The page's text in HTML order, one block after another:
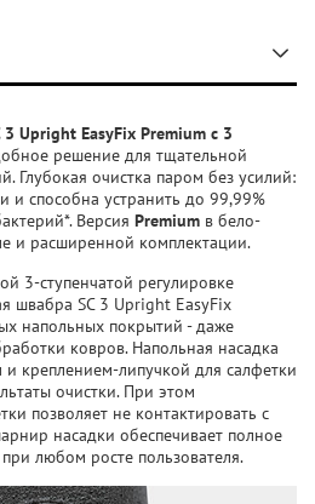
3 Upright EasyFix Premium с 3
решение для тщательной
Глубокая очистка паром без усилий:
и способна устранить до 99,99%
Версия Premium в бело-
и расширенной комплектации.
3-ступенчатой регулировке
швабра SC 3 Upright EasyFix
напольных покрытий - даже
ковров. Напольная насадка
креплением-липучкой для салфетки
очистки. При этом
позволяет не контактировать с
насадки обеспечивает полное
любом росте пользователя.